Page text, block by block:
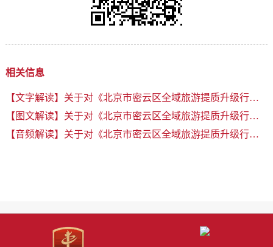
相关信息
【文字解读】关于对《北京市密云区全域旅游提质升级行动计划》政策解读
【图文解读】关于对《北京市密云区全域旅游提质升级行动计划》政策解读
【音频解读】关于对《北京市密云区全域旅游提质升级行动计划》政策解读